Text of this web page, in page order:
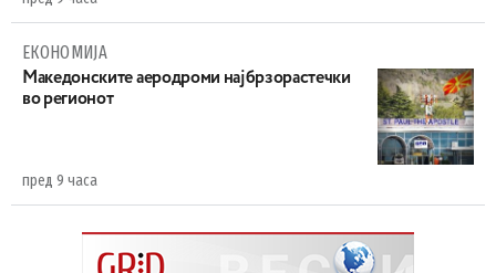
ЕКОНОМИЈА
Maкедонските аеродроми најбрзорастечки
во регионот
пред 9 часа